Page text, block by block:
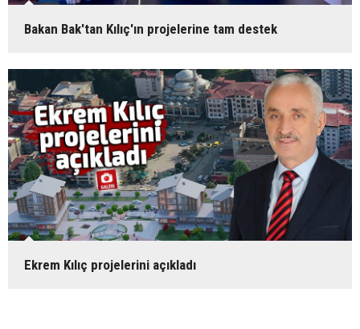
Bakan Bak'tan Kılıç'ın projelerine tam destek
Ekrem Kılıç projelerini açıkladı